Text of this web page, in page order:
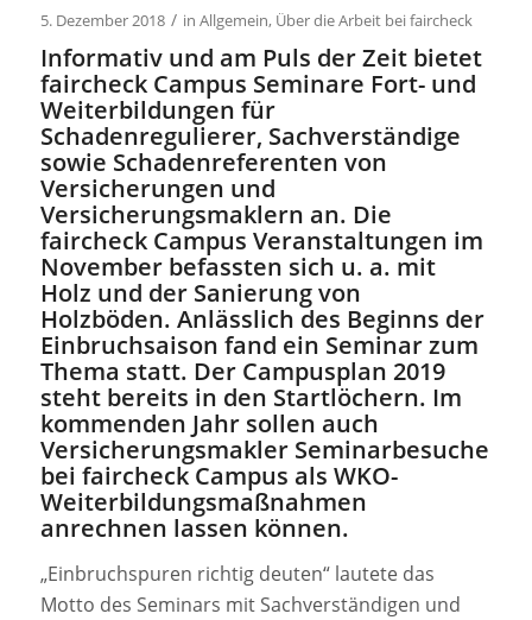
5. Dezember 2018 / in Allgemein, Über die Arbeit bei faircheck
Informativ und am Puls der Zeit bietet
faircheck Campus Seminare Fort- und
Weiterbildungen für
Schadenregulierer, Sachverständige
sowie Schadenreferenten von
Versicherungen und
Versicherungsmaklern an. Die
faircheck Campus Veranstaltungen im
November befassten sich u. a. mit
Holz und der Sanierung von
Holzböden. Anlässlich des Beginns der
Einbruchsaison fand ein Seminar zum
Thema statt. Der Campusplan 2019
steht bereits in den Startlöchern. Im
kommenden Jahr sollen auch
Versicherungsmakler Seminarbesuche
bei faircheck Campus als WKO-
Weiterbildungsmaßnahmen
anrechnen lassen können.
„Einbruchspuren richtig deuten“ lautete das
Motto des Seminars mit Sachverständigen und